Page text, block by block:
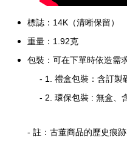
標誌： 14K（清晰保留）
重量：1.92克
包裝：可在下單時依造需
- 1. 禮盒包裝：含訂製
- 2. 環保包裝 : 無盒、
- 註：古董商品的歷史痕